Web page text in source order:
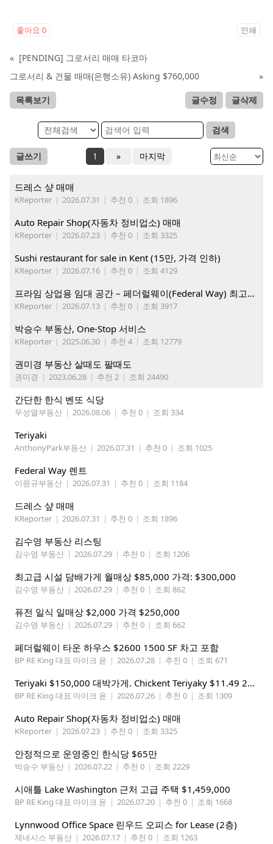
좋아요 0 인쇄
« [PENDING] 그로서리 매매 타코마
그로서리 & 건물 매매(은행소유) Asking $760,000
»
목록보기 글수정 글삭제
검색
글쓰기 1 » 마지막
드레스 샾 매매
KReporter | 2026.07.31 | 추천 0 | 조회 1896
Auto Repair Shop(자동차 정비업소) 매매
KReporter | 2026.07.23 | 추천 0 | 조회 3325
Sushi restaurant for sale in Kent (15만, 가격 인하)
KReporter | 2026.07.16 | 추천 0 | 조회 4129
프라임 상업용 임대 공간 – 페더럴웨이(Federal Way) 최고의 가시성 입지
KReporter | 2026.07.13 | 추천 0 | 조회 3917
박승수 부동산, One-Stop 서비스
KReporter | 2025.06.30 | 추천 4 | 조회 12779
권미경 부동산 살때도 팔때도
권미경 | 2023.06.28 | 추천 2 | 조회 24490
간단한 한식 벤또 식당
우성열부동산 | 2026.08.06 | 추천 0 | 조회 334
Teriyaki
AnthonyPark부동산 | 2026.07.31 | 추천 0 | 조회 1025
Federal Way 렌트
이원규부동산 | 2026.07.31 | 추천 0 | 조회 1184
드레스 샾 매매
KReporter | 2026.07.31 | 추천 0 | 조회 1896
김수영 부동산 리스팅
김수영 부동산 | 2026.07.29 | 추천 0 | 조회 1206
최고급 시설 담배가게 월매상 $85,000 가격: $300,000
김수영 부동산 | 2026.07.29 | 추천 0 | 조회 862
퓨전 일식 일매상 $2,000 가격 $250,000
김수영 부동산 | 2026.07.29 | 추천 0 | 조회 662
페더럴웨이 타운 하우스 $2600 1500 SF 차고 포함
BP RE King 대표 마이크 윤 | 2026.07.28 | 추천 0 | 조회 671
Teriyaki $150,000 대박가게. Chickent Teriyaky $11.49 25 Min from Lynnwood
BP RE King 대표 마이크 윤 | 2026.07.26 | 추천 0 | 조회 1309
Auto Repair Shop(자동차 정비업소) 매매
KReporter | 2026.07.23 | 추천 0 | 조회 3325
안정적으로 운영중인 한식당 $65만
박승수 부동산 | 2026.07.22 | 추천 0 | 조회 2229
시애틀 Lake Washington 근처 고급 주택 $1,459,000
BP RE King 대표 마이크 윤 | 2026.07.20 | 추천 0 | 조회 1668
Lynnwood Office Space 린우드 오피스 for Lease (2층)
제네시스 부동산 | 2026.07.17 | 추천 0 | 조회 1263